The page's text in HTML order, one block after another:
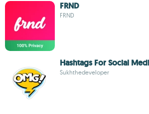
FRND
FRND
Hashtags For Social
Sukhthedeveloper